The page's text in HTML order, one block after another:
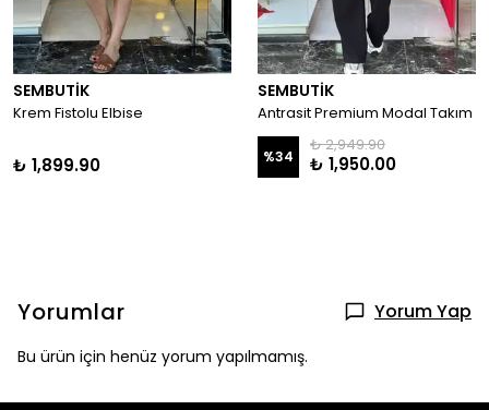
SEMBUTİK
Krem Fistolu Elbise
₺ 1,899.90
SEMBUTİK
Antrasit Premium Modal Takım
%34
₺ 2,949.90
₺ 1,950.00
Yorumlar Yorum Yap
Bu ürün için henüz yorum yapılmamış.